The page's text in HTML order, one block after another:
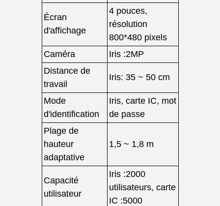
Écran
d'affichage
4 pouces,
résolution
800*480 pixels
Caméra
Iris :2MP
Distance de
travail
Iris: 35 ~ 50 cm
Mode
d'identification
Iris, carte IC, mot
de passe
Plage de
hauteur
adaptative
1,5 ~ 1,8 m
Capacité
utilisateur
Iris :2000
utilisateurs, carte
IC :5000